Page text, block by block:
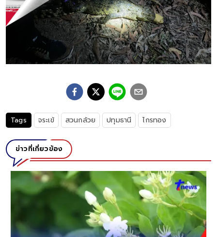
Tags จระเข้ สวนกล้วย ปทุมธานี ไกรทอง
ข่าวที่เกี่ยวข้อง